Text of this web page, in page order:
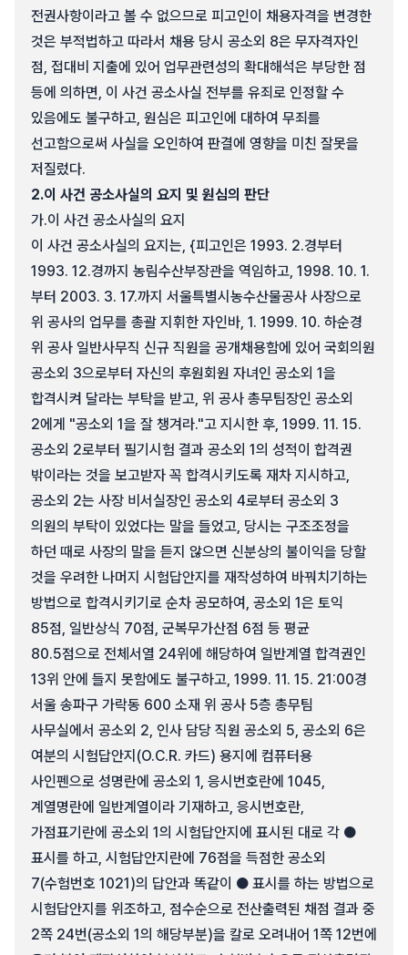
전권사항이라고 볼 수 없으므로 피고인이 채용자격을 변경한
것은 부적법하고 따라서 채용 당시 공소외 8은 무자격자인
점, 접대비 지출에 있어 업무관련성의 확대해석은 부당한 점
등에 의하면, 이 사건 공소사실 전부를 유죄로 인정할 수
있음에도 불구하고, 원심은 피고인에 대하여 무죄를
선고함으로써 사실을 오인하여 판결에 영향을 미친 잘못을
저질렀다.
2.이 사건 공소사실의 요지 및 원심의 판단
가.이 사건 공소사실의 요지
이 사건 공소사실의 요지는, {피고인은 1993. 2.경부터
1993. 12.경까지 농림수산부장관을 역임하고, 1998. 10. 1.
부터 2003. 3. 17.까지 서울특별시농수산물공사 사장으로
위 공사의 업무를 총괄 지휘한 자인바, 1. 1999. 10. 하순경
위 공사 일반사무직 신규 직원을 공개채용함에 있어 국회의원
공소외 3으로부터 자신의 후원회원 자녀인 공소외 1을
합격시켜 달라는 부탁을 받고, 위 공사 총무팀장인 공소외
2에게 "공소외 1을 잘 챙겨라."고 지시한 후, 1999. 11. 15.
공소외 2로부터 필기시험 결과 공소외 1의 성적이 합격권
밖이라는 것을 보고받자 꼭 합격시키도록 재차 지시하고,
공소외 2는 사장 비서실장인 공소외 4로부터 공소외 3
의원의 부탁이 있었다는 말을 들었고, 당시는 구조조정을
하던 때로 사장의 말을 듣지 않으면 신분상의 불이익을 당할
것을 우려한 나머지 시험답안지를 재작성하여 바꿔치기하는
방법으로 합격시키기로 순차 공모하여, 공소외 1은 토익
85점, 일반상식 70점, 군복무가산점 6점 등 평균
80.5점으로 전체서열 24위에 해당하여 일반계열 합격권인
13위 안에 들지 못함에도 불구하고, 1999. 11. 15. 21:00경
서울 송파구 가락동 600 소재 위 공사 5층 총무팀
사무실에서 공소외 2, 인사 담당 직원 공소외 5, 공소외 6은
여분의 시험답안지(O.C.R. 카드) 용지에 컴퓨터용
사인펜으로 성명란에 공소외 1, 응시번호란에 1045,
계열명란에 일반계열이라 기재하고, 응시번호란,
가점표기란에 공소외 1의 시험답안지에 표시된 대로 각 ●
표시를 하고, 시험답안지란에 76점을 득점한 공소외
7(수험번호 1021)의 답안과 똑같이 ● 표시를 하는 방법으로
시험답안지를 위조하고, 점수순으로 전산출력된 채점 결과 중
2쪽 24번(공소외 1의 해당부분)을 칼로 오려내어 1쪽 12번에